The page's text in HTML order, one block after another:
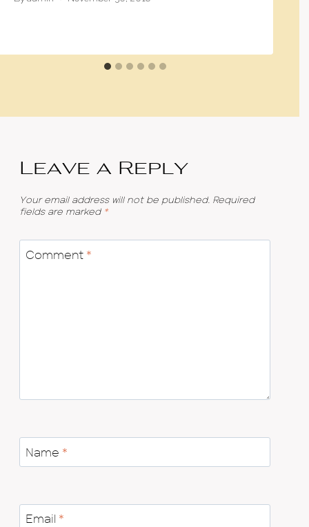
Leave a Reply
Your email address will not be published. Required
fields are marked *
Comment *
Name *
Email *